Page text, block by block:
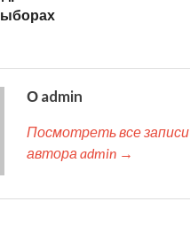
О admin
Посмотреть все записи
автора admin →